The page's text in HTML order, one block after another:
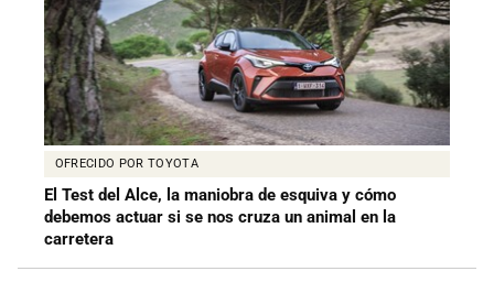
OFRECIDO POR TOYOTA
El Test del Alce, la maniobra de esquiva y cómo
debemos actuar si se nos cruza un animal en la
carretera